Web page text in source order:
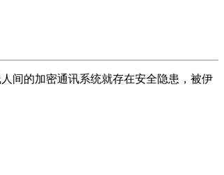
间的加密通讯系统就存在安全隐患，被伊